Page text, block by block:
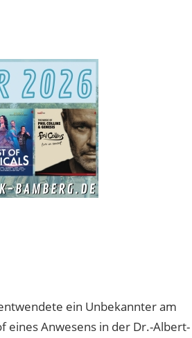
ein Unbekannter am
Anwesens in der Dr.-Albert-